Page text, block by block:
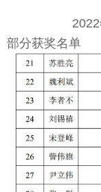
2022年度生
部分获奖名单